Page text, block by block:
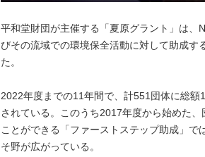
平和堂財団が主催する「夏原グラント」は、
びその流域での環境保全活動に対して助成す
た。
2022年度までの11年間で、計551団体に総
されている。このうち2017年度から始めた
ことができる「ファーストステップ助成」
そ野が広がっている。